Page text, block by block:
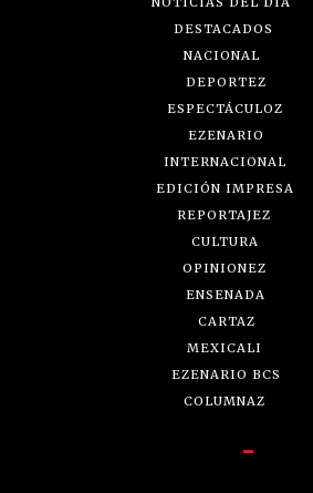
DESTACADOS
NACIONAL
DEPORTEZ
ESPECTÁCULOZ
EZENARIO
INTERNACIONAL
EDICIÓN IMPRESA
REPORTAJEZ
CULTURA
OPINIONEZ
ENSENADA
CARTAZ
MEXICALI
EZENARIO BCS
COLUMNAZ
-